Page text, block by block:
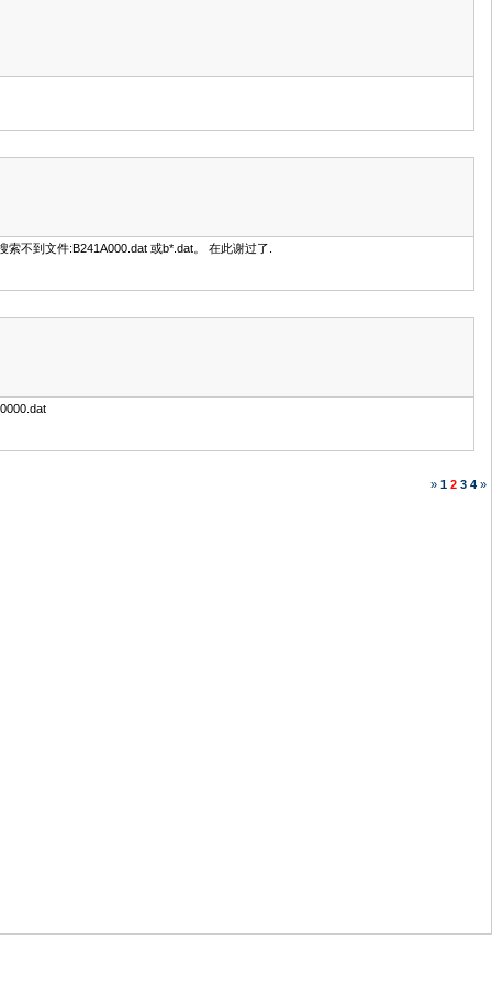
不到文件:B241A000.dat 或b*.dat。 在此谢过了.
» 1 2 3 4 »